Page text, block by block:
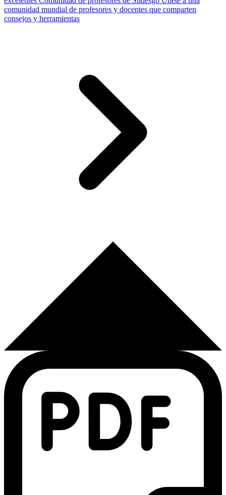
comunidad mundial de profesores y docentes que comparten
consejos y herramientas